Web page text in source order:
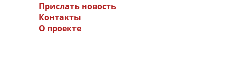
Прислать новость
Контакты
О проекте